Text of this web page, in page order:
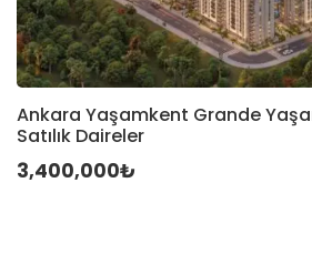
Ankara Yaşamkent Grande
Satılık Daireler
3,400,000₺